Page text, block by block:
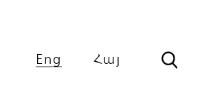
Eng Հայ